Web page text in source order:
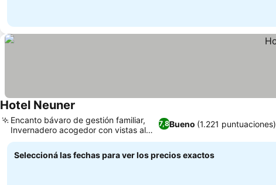
Hotel Neuner
7,8Bueno (1.221 puntuaciones)
Encanto bávaro de gestión familiar,
Invernadero acogedor con vistas al
jardín
Seleccioná las fechas para ver los precios exactos